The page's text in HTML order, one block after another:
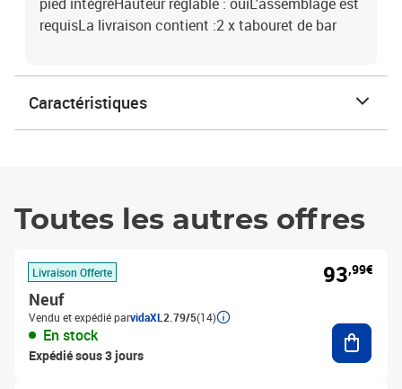
requisLa livraison contient :2 x tabouret de bar
Caractéristiques
Toutes les autres offres
Livraison Offerte
Neuf
Vendu et expédié parvidaXL 2.79/5(14)
En stock
Expédié sous 3 jours
93,99€